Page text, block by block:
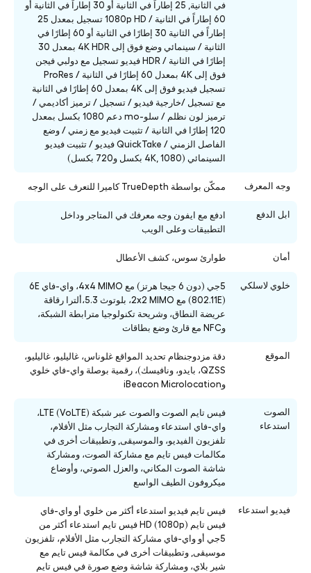
في الثانية, 25 إطاراً في الثانية أو 30 إطاراً في الثانية أو
60 إطاراً في الثانية / 1080p HD تسجيل بمعدل 25
إطاراً في الثانية 30 إطارًا في الثانية أو 60 إطارًا في
الثانية / سينمائي وضع فوق إلى 4K HDR بمعدل 30
إطارًا في الثانية / HDR فيديو تسجيل مع دولبي فيجن
فوق إلى 4K بمعدل 60 إطارًا في الثانية / ProRes
تسجيل فيديو فوق إلى 4K بمعدل 60 إطارًا في الثانية
مع تسجيل /خارجية فيديو / تسجيل / ترميز أكاديمي /
ترميز لون نظلم / سلو-mo دعم 1080 بكسل بمعدل
120 إطارًا في الثانية / تثبيت فيديو مع زمني / وضع
الفاصل الزمني / QuickTake فيديو / تثبيت فيديو
السينمائي (4K, 1080 بكسل و720 بكسل)
وجه المعرف ممكّن بواسطة TrueDepth كاميرا للتعرف على الوجه
ابل الدفع
ادفع مع ايفون وجه معرفك في المتاجر وداخل
التطبيقات وعلى الويب
أمان طوارئ سوس، كشف الأعطال
خلوي لاسلكي
5جي (دون 6 جيجا هرتز) مع 4x4 MIMO، واي-فاي 6E
(802.11E) مع 2x2 MIMO، بلوتوث 5.3،ألترا رقاقة
عريضة النطاق، وشريحة تكنولوجيا مترابطة الشبكة،
وNFC مع قارئ وضع بطاقات
الموقع
دقة مزدوجنظام تحديد المواقع غلوناس، غاليليو، غاليليو،
QZSS، بايدو، ونافيسك)، رقمية بوصلة واي-فاي خلوي
وiBeacon Microlocation
الصوت
استدعاء
فيس تايم الصوت والصوت عبر شبكة LTE (VoLTE)،
واي-فاي استدعاء ومشاركة التجارب مثل الأفلام،
تلفزيون الفيديو، والموسيقى, وتطبيقات أخرى في
مكالمات فيس تايم مع مشاركة الصوت، ومشاركة
شاشة الصوت المكاني، والعزل الصوتي، وأوضاع
ميكروفون الطيف الواسع
فيديو استدعاء
فيس تايم فيديو استدعاء أكثر من خلوي أو واي-فاي
فيس تايم HD (1080p) فيس تايم استدعاء أكثر من
5جي أو واي-فاي مشاركة التجارب مثل الأفلام، تلفزيون
موسيقى, وتطبيقات أخرى في مكالمة فيس تايم مع
شير بلاي، ومشاركة شاشة وضع صورة في فيس تايم